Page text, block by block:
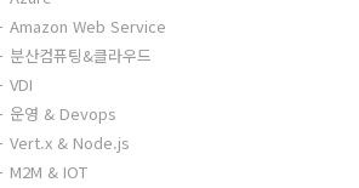
Amazon Web Service
분산컴퓨팅&클라우드
VDI
운영 & Devops
Vert.x & Node.js
M2M & IOT